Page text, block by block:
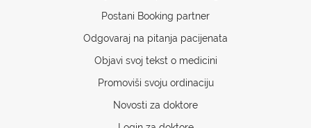
Postani Booking partner
Odgovaraj na pitanja pacijenata
Objavi svoj tekst o medicini
Promoviši svoju ordinaciju
Novosti za doktore